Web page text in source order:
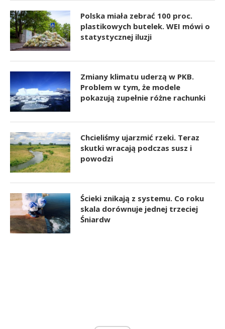
Polska miała zebrać 100 proc.
plastikowych butelek. WEI mówi o
statystycznej iluzji
Zmiany klimatu uderzą w PKB.
Problem w tym, że modele
pokazują zupełnie różne rachunki
Chcieliśmy ujarzmić rzeki. Teraz
skutki wracają podczas susz i
powodzi
Ścieki znikają z systemu. Co roku
skala dorównuje jednej trzeciej
Śniardw